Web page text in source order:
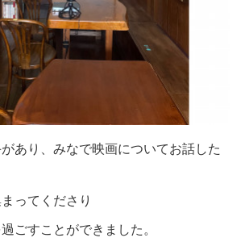
あり、みなで映画についてお話した
ってくださり
ごすことができました。